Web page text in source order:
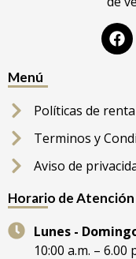
Menú
Políticas de renta
Terminos y
Aviso de
Horario de
Lunes -
10:00 a.m. – 6.00